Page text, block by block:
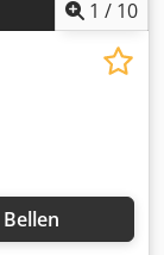
1 / 10
Bellen